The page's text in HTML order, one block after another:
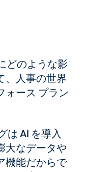
どのような影
、人事の世界
ォース プラン
は AI を導入
大なデータや
機能だからで